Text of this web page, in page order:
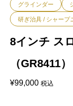
グラインダー
研ぎ治具 / シャープ
8インチ ス
（GR8411
¥99,000 税込